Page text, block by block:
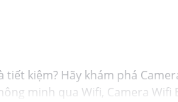
kiệm? Hãy khám phá
minh qua Wifi, Camera